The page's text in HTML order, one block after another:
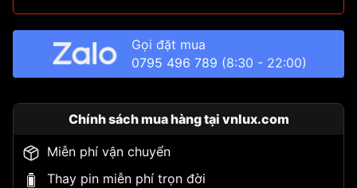
Gọi đặt mua
0795 496 789 (8:30 - 22:00)
Chính sách mua hàng tại vnlux.com
Miễn phí vận chuyển
Thay pin miễn phí trọn đời